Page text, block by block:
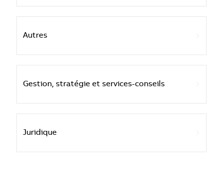
Autres
Gestion, stratégie et services-conseils
Juridique